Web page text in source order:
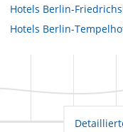
Hotels Berlin-
Hotels Berlin-